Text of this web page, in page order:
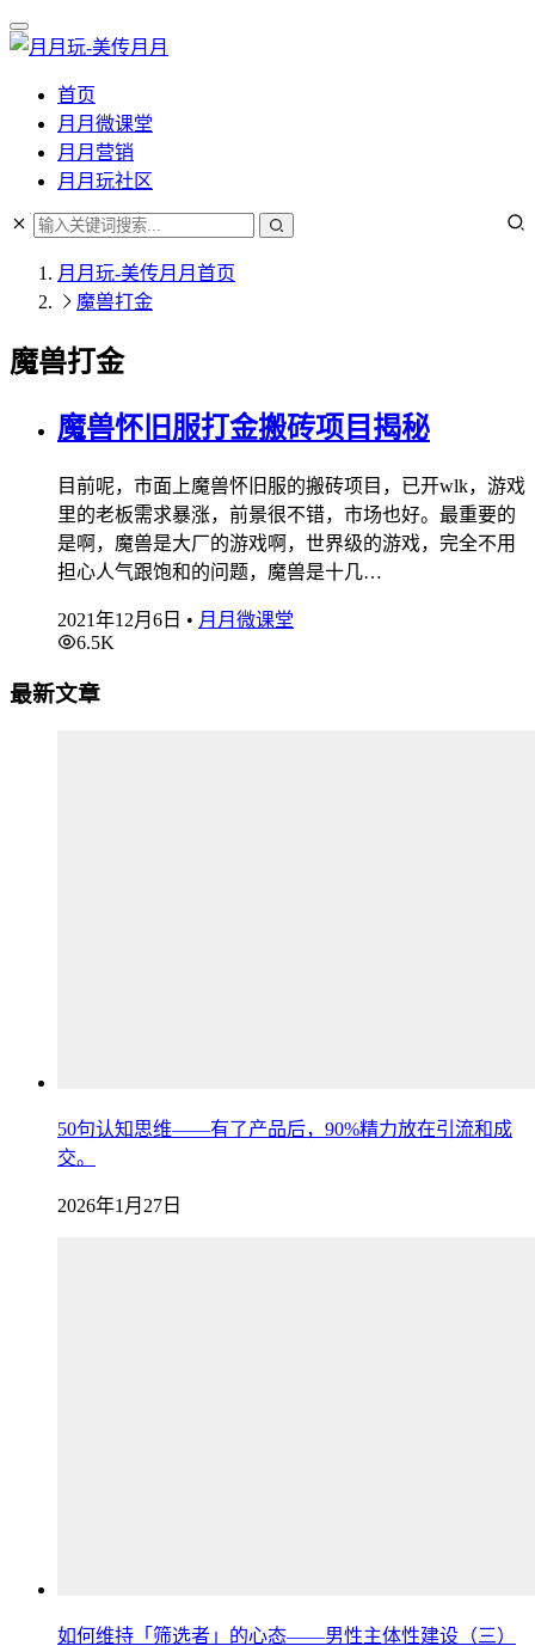
首页
月月微课堂
月月营销
月月玩社区
月月玩-美传月月 首页
魔兽打金
魔兽打金
魔兽怀旧服打金搬砖项目揭秘
目前呢，市面上魔兽怀旧服的搬砖项目，已开wlk，游戏
里的老板需求暴涨，前景很不错，市场也好。最重要的
是啊，魔兽是大厂的游戏啊，世界级的游戏，完全不用
担心人气跟饱和的问题，魔兽是十几…
2021年12月6日 • 月月微课堂
6.5K
最新文章
50句认知思维——有了产品后，90%精力放在引流和成
交。
2026年1月27日
如何维持「筛选者」的心态——男性主体性建设（三）